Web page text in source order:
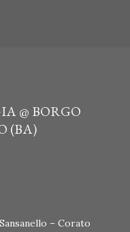
@ BORGO
(BA)
– Corato